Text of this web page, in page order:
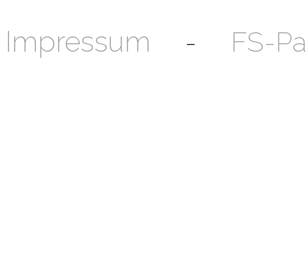
Impressum - FS-